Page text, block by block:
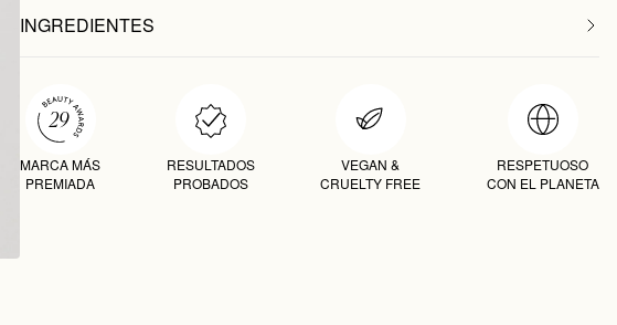
INGREDIENTES
MARCA MÁS
PREMIADA
RESULTADOS
PROBADOS
VEGAN &
CRUELTY FREE
RESPETUOSO
CON EL PLANETA